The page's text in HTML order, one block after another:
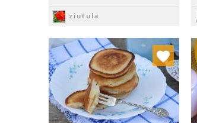
ziutula
Dodaj do ulubionych
Wybierz listę: